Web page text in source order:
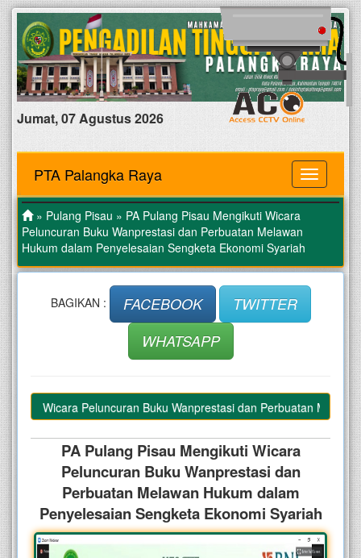
Jumat, 07 Agustus 2026
MENU
PTA Palangka Raya
» Pulang Pisau » PA Pulang Pisau Mengikuti Wicara
Peluncuran Buku Wanprestasi dan Perbuatan Melawan
Hukum dalam Penyelesaian Sengketa Ekonomi Syariah
BAGIKAN : FACEBOOK
TWITTER
WHATSAPP
Wicara Peluncuran Buku Wanprestasi dan Perbuatan Melawan
PA Pulang Pisau Mengikuti Wicara
Peluncuran Buku Wanprestasi dan
Perbuatan Melawan Hukum dalam
Penyelesaian Sengketa Ekonomi Syariah